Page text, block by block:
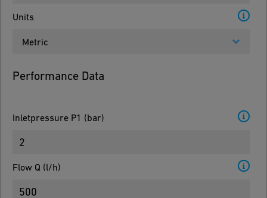
Units
Metric
Performance Data
Inletpressure P1 (bar)
Flow Q (l/h)